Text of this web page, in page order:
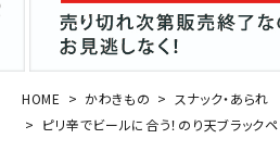
ACCOUNT MENU
HOME かわきもの
スナック・あられ
ピリ辛でビールに合う！のり天ブラック